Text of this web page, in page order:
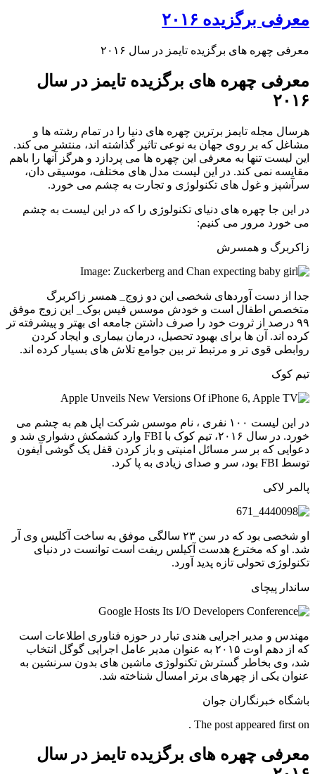
معرفی برگزیده ۲۰۱۶
معرفی چهره های برگزیده تایمز در سال ۲۰۱۶
معرفی چهره های برگزیده تایمز در سال
۲۰۱۶
هرسال مجله تایمز برترین چهره های دنیا را در تمام رشته ها و
مشاغل که بر روی جهان به نوعی تاثیر گذاشته اند، منتشر می کند.
این لیست تنها به معرفی این چهره ها می پردازد و هرگز آنها را باهم
مقایسه نمی کند. در این لیست مدل های مختلف، موسیقی دان،
سرآشپز و غول های تکنولوژی و تجارت به چشم می خورد.
در این جا چهره های دنیای تکنولوژی را که در این لیست به چشم
می خورد مرور می کنیم:
زاکربرگ و همسرش
جدا از دست آوردهای شخصی این دو زوج_ همسر زاکربرگ
متخصص اطفال است و خودش موسس فیس بوک_ این زوج موفق
۹۹ درصد از ثروت خود را صرف داشتن جامعه ای بهتر و پیشرفته تر
کرده اند. آن ها برای بهبود تحصیل، درمان بیماری و ایجاد کردن
روابطی قوی تر و مرتبط تر بین جوامع تلاش های بسیار کرده اند.
تیم کوک
در این لیست ۱۰۰ نفری ، نام موسس شرکت اپل هم به چشم می
خورد. در سال ۲۰۱۶، تیم کوک با FBI وارد کشمکش دشواری شد و
دعوایی که بر سر مسائل امنیتی و باز کردن قفل یک گوشی آیفون
توسط FBI بود، سر و صدای زیادی به پا کرد.
پالمر لاکی
او شخصی بود که در سن ۲۳ سالگی موفق به ساخت آکلیس وی آر
شد. او که مخترع هدست آکیلس ریفت است توانست در دنیای
تکنولوژی تحولی تازه پدید آورد.
ساندار پیچای
مهندس و مدیر اجرایی هندی تبار در حوزه فناوری اطلاعات است
که از دهم اوت ۲۰۱۵ به عنوان مدیر عامل اجرایی گوگل انتخاب
شد، وی بخاطر گسترش تکنولوژی ماشین های بدون سرنشین به
عنوان یکی از چهرهای برتر امسال شناخته شد.
باشگاه خبرنگاران جوان
The post appeared first on .
معرفی چهره های برگزیده تایمز در سال